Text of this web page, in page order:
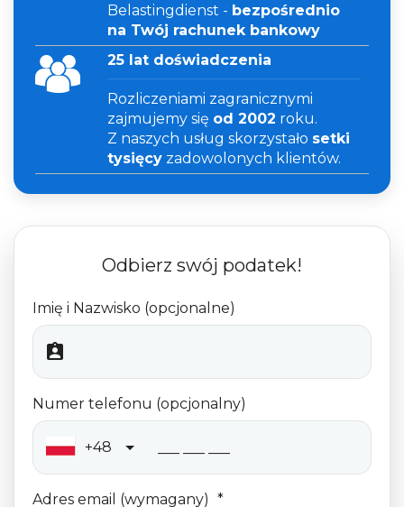
Belastingdienst - bezpośrednio
na Twój rachunek bankowy
25 lat doświadczenia
Rozliczeniami zagranicznymi
zajmujemy się od 2002 roku.
Z naszych usług skorzystało setki
tysięcy zadowolonych klientów.
Odbierz swój podatek!
Imię i Nazwisko (opcjonalne)
Numer telefonu (opcjonalny)
+48
Adres email (wymagany) *